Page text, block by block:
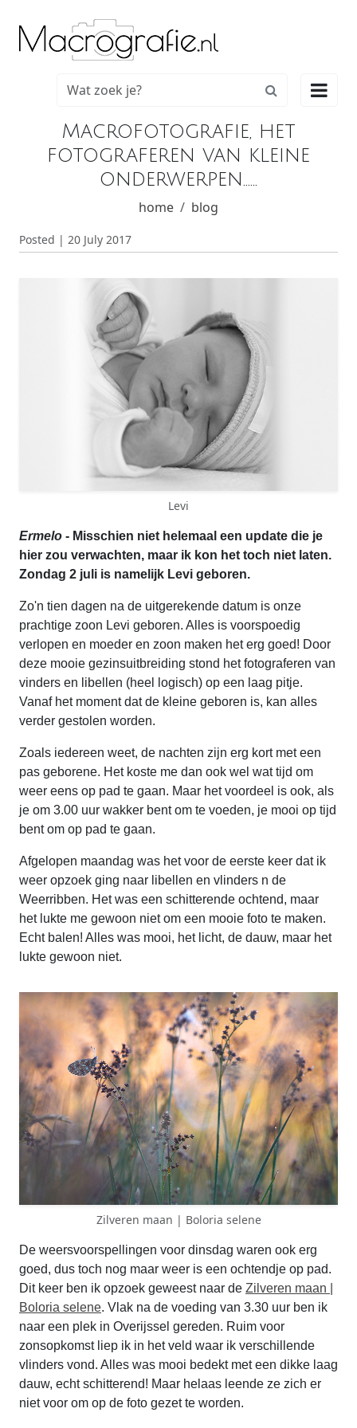

Macrofotografie, het
fotograferen van kleine
onderwerpen......
home blog
Posted | 20 July 2017
Levi
Ermelo - Misschien niet helemaal een update die je
hier zou verwachten, maar ik kon het toch niet laten.
Zondag 2 juli is namelijk Levi geboren.
Zo'n tien dagen na de uitgerekende datum is onze
prachtige zoon Levi geboren. Alles is voorspoedig
verlopen en moeder en zoon maken het erg goed! Door
deze mooie gezinsuitbreiding stond het fotograferen van
vinders en libellen (heel logisch) op een laag pitje.
Vanaf het moment dat de kleine geboren is, kan alles
verder gestolen worden.
Zoals iedereen weet, de nachten zijn erg kort met een
pas geborene. Het koste me dan ook wel wat tijd om
weer eens op pad te gaan. Maar het voordeel is ook, als
je om 3.00 uur wakker bent om te voeden, je mooi op tijd
bent om op pad te gaan.
Afgelopen maandag was het voor de eerste keer dat ik
weer opzoek ging naar libellen en vlinders n de
Weerribben. Het was een schitterende ochtend, maar
het lukte me gewoon niet om een mooie foto te maken.
Echt balen! Alles was mooi, het licht, de dauw, maar het
lukte gewoon niet.
Zilveren maan | Boloria selene
De weersvoorspellingen voor dinsdag waren ook erg
goed, dus toch nog maar weer is een ochtendje op pad.
Dit keer ben ik opzoek geweest naar de Zilveren maan |
Boloria selene. Vlak na de voeding van 3.30 uur ben ik
naar een plek in Overijssel gereden. Ruim voor
zonsopkomst liep ik in het veld waar ik verschillende
vlinders vond. Alles was mooi bedekt met een dikke laag
dauw, echt schitterend! Maar helaas leende ze zich er
niet voor om op de foto gezet te worden.